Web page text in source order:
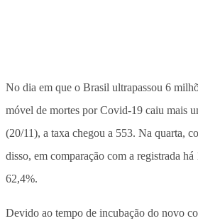
No dia em que o Brasil ultrapassou 6
móvel de mortes por Covid-19 caiu mais
(20/11), a taxa chegou a 553. Na quarta,
disso, em comparação com a registrada
62,4%.
Devido ao tempo de incubação do novo